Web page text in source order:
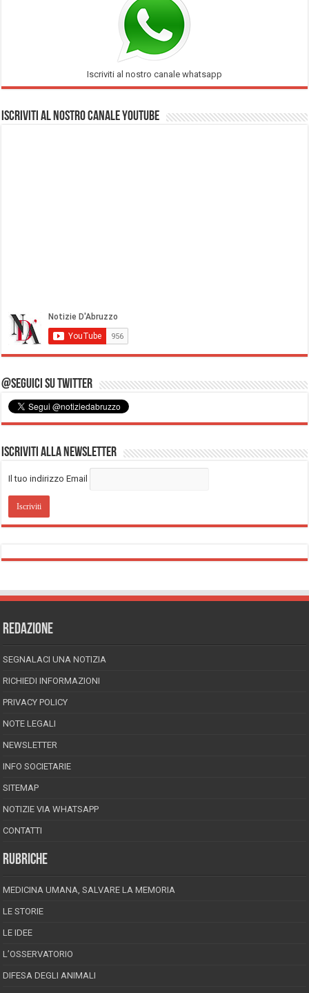
Iscriviti al nostro canale whatsapp
Iscriviti al nostro Canale Youtube
@Seguici su Twitter
Iscriviti alla Newsletter
Il tuo indirizzo Email
REDAZIONE
SEGNALACI UNA NOTIZIA
RICHIEDI INFORMAZIONI
PRIVACY POLICY
NOTE LEGALI
NEWSLETTER
INFO SOCIETARIE
SITEMAP
NOTIZIE VIA WHATSAPP
CONTATTI
RUBRICHE
MEDICINA UMANA, SALVARE LA MEMORIA
LE STORIE
LE IDEE
L’OSSERVATORIO
DIFESA DEGLI ANIMALI